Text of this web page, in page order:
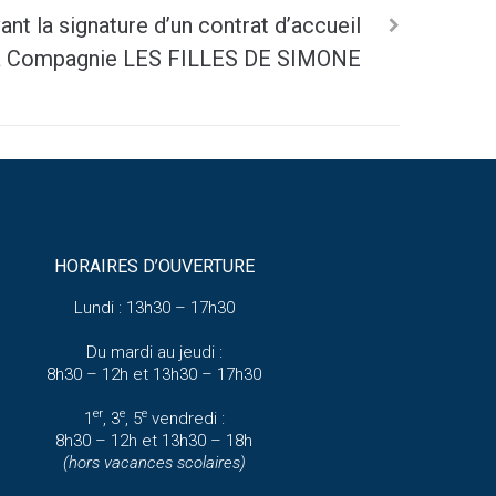
la signature d’un contrat d’accueil
LES FILLES DE SIMONE
HORAIRES D’OUVERTURE
Lundi : 13h30 – 17h30
Du mardi au jeudi :
8h30 – 12h et 13h30 – 17h30
1 er, 3e, 5evendredi :
8h30 – 12h et 13h30 – 18h
(hors vacances scolaires)